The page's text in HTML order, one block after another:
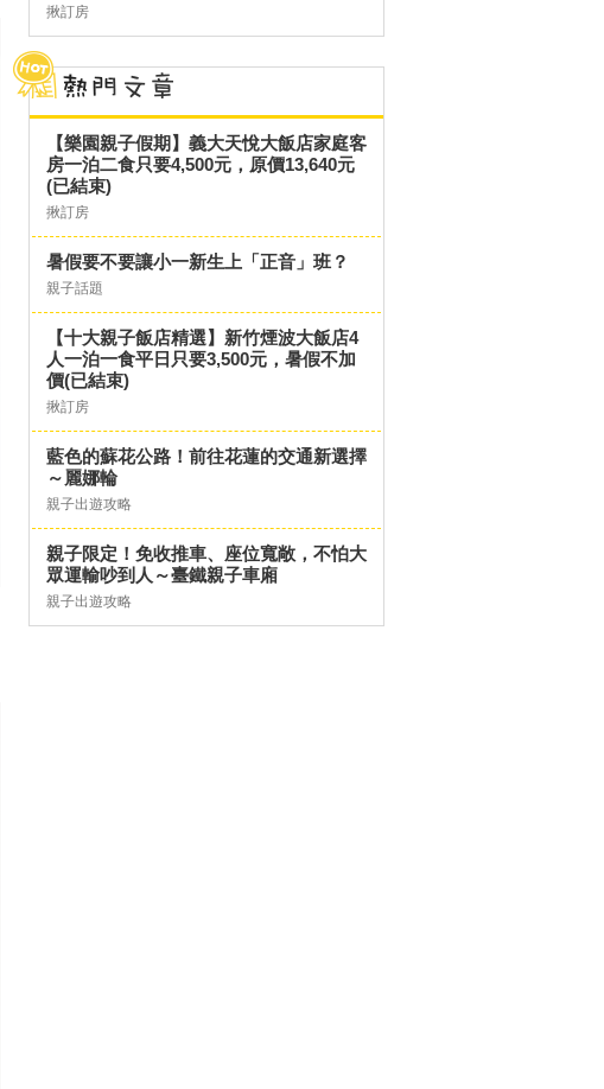
揪訂房
【樂園親子假期】義大天悅大飯店家庭客
房一泊二食只要4,500元，原價13,640元
(已結束)
揪訂房
暑假要不要讓小一新生上「正音」班？
親子話題
【十大親子飯店精選】新竹煙波大飯店4
人一泊一食平日只要3,500元，暑假不加
價(已結束)
揪訂房
藍色的蘇花公路！前往花蓮的交通新選擇
～麗娜輪
親子出遊攻略
親子限定！免收推車、座位寬敞，不怕大
眾運輸吵到人～臺鐵親子車廂
親子出遊攻略